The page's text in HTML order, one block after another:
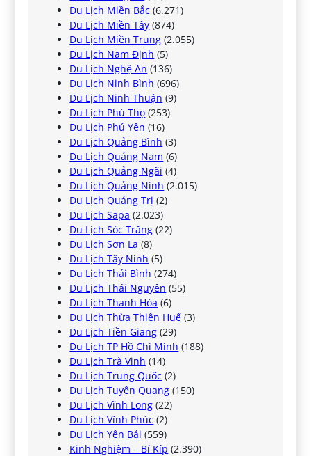
Du Lịch Miền Bắc (6.271)
Du Lịch Miền Tây (874)
Du Lịch Miền Trung (2.055)
Du Lịch Nam Định (5)
Du Lịch Nghệ An (136)
Du Lịch Ninh Bình (696)
Du Lịch Ninh Thuận (9)
Du Lịch Phú Thọ (253)
Du Lịch Phú Yên (16)
Du Lịch Quảng Bình (3)
Du Lịch Quảng Nam (6)
Du Lịch Quảng Ngãi (4)
Du Lịch Quảng Ninh (2.015)
Du Lịch Quảng Trị (2)
Du Lịch Sapa (2.023)
Du Lịch Sóc Trăng (22)
Du Lịch Sơn La (8)
Du Lịch Tây Ninh (5)
Du Lịch Thái Bình (274)
Du Lịch Thái Nguyên (55)
Du Lịch Thanh Hóa (6)
Du Lịch Thừa Thiên Huế (3)
Du Lịch Tiền Giang (29)
Du Lịch TP Hồ Chí Minh (188)
Du Lịch Trà Vinh (14)
Du Lịch Trung Quốc (2)
Du Lịch Tuyên Quang (150)
Du Lịch Vĩnh Long (22)
Du Lịch Vĩnh Phúc (2)
Du Lịch Yên Bái (559)
Kinh Nghiệm – Bí Kíp (2.390)